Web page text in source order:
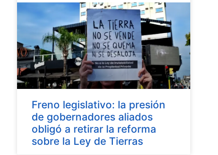
Freno legislativo: la presión
de gobernadores aliados
obligó a retirar la reforma
sobre la Ley de Tierras